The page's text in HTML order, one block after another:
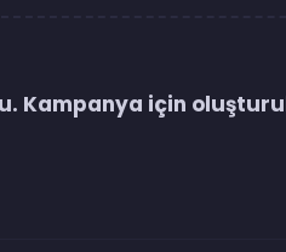
Kampanya için